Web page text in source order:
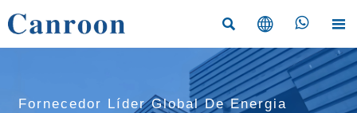
   
Fornecedor Líder Global De Energia